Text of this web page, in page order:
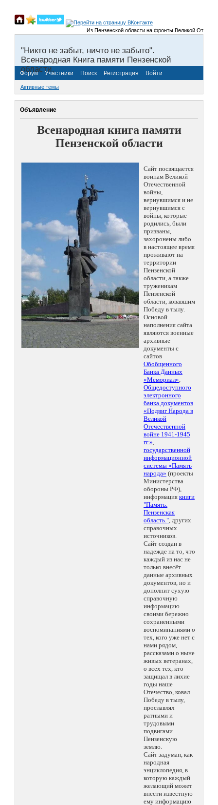
Из Пензенской области на фронты Великой
"Никто не забыт, ничто не забыто".
Всенародная Книга памяти Пензенской
области.
Форум Участники Поиск Регистрация Войти
Активные темы
Объявление
Всенародная книга памяти
Пензенской области
Сайт посвящается
воинам Великой
Отечественной
войны,
вернувшимся и не
вернувшимся с
войны, которые
родились, были
призваны,
захоронены либо
в настоящее время
проживают на
территории
Пензенской
области, а также
труженикам
Пензенской
области, ковавшим
Победу в тылу.
Основой
наполнения сайта
являются военные
архивные
документы с
сайтов
Обобщенного
Банка Данных
«Мемориал»,
Общедоступного
электронного
банка документов
«Подвиг Народа в
Великой
Отечественной
войне 1941-1945
гг.»,
государственной
информационной
системы «Память
народа» (проекты
Министерства
обороны РФ),
информация книги
"Память.
Пензенская
область.", других
справочных
источников.
Сайт создан в
надежде на то, что
каждый из нас не
только внесёт
данные архивных
документов, но и
дополнит сухую
справочную
информацию
своими бережно
сохраненными
воспоминаниями о
тех, кого уже нет с
нами рядом,
рассказами о ныне
живых ветеранах,
о всех тех, кто
защищал в лихие
годы наше
Отечество, ковал
Победу в тылу,
прославлял
ратными и
трудовыми
подвигами
Пензенскую
землю.
Сайт задуман, как
народная
энциклопедия, в
которую каждый
желающий может
внести известную
ему информацию